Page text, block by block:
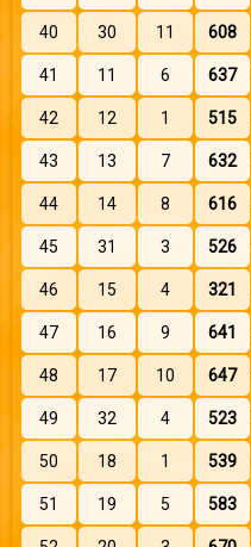
40
30 11 608
41
11 6 637
42
12 1 515
43
13 7 632
44
14 8 616
45
31 3 526
46
15 4 321
47
16 9 641
48
17 10 647
49
32 4 523
50
18 1 539
51
19 5 583